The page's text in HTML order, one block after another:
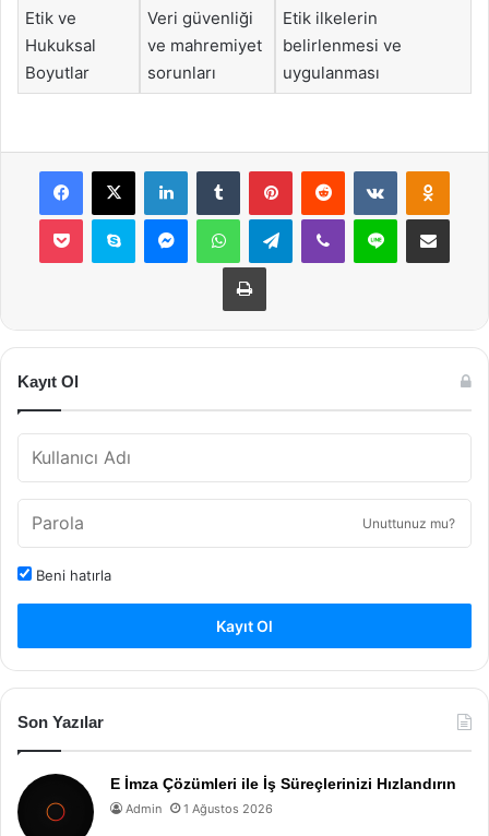
Etik ve
Hukuksal
Boyutlar
Veri güvenliği
ve mahremiyet
sorunları
Etik ilkelerin
belirlenmesi ve
uygulanması
Facebook
X LinkedInTumblr PinterestReddit VKontakte
Pocket Skype MessengerWhatsAppTelegramViber Line E-Posta ile
Yazdır
Kayıt Ol
Unuttunuz mu?
Beni hatırla
Kayıt Ol
Son Yazılar
E İmza Çözümleri ile İş Süreçlerinizi Hızlandırın
Admin 1 Ağustos 2026